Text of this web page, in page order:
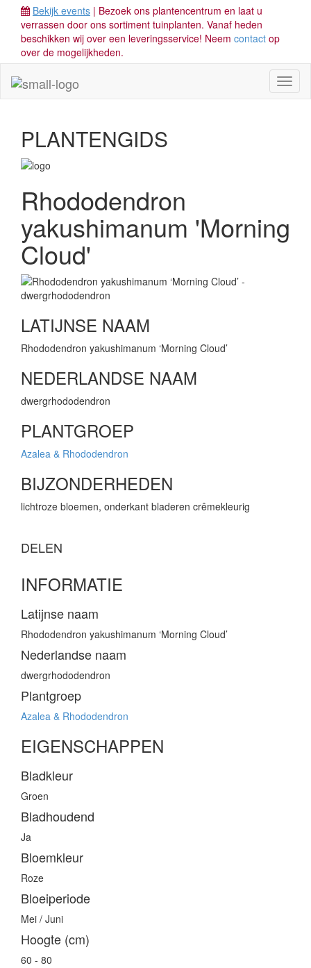
Bekijk events | Bezoek ons plantencentrum en laat u
verrassen door ons sortiment tuinplanten. Vanaf heden
beschikken wij over een leveringsservice! Neem contact op
over de mogelijkheden.
PLANTENGIDS
Rhododendron
yakushimanum 'Morning
Cloud'
LATIJNSE NAAM
Rhododendron yakushimanum ‘Morning Cloud’
NEDERLANDSE NAAM
dwergrhododendron
PLANTGROEP
Azalea & Rhododendron
BIJZONDERHEDEN
lichtroze bloemen, onderkant bladeren crêmekleurig
DELEN
INFORMATIE
Latijnse naam
Rhododendron yakushimanum ‘Morning Cloud’
Nederlandse naam
dwergrhododendron
Plantgroep
Azalea & Rhododendron
EIGENSCHAPPEN
Bladkleur
Groen
Bladhoudend
Ja
Bloemkleur
Roze
Bloeiperiode
Mei / Juni
Hoogte (cm)
60 - 80